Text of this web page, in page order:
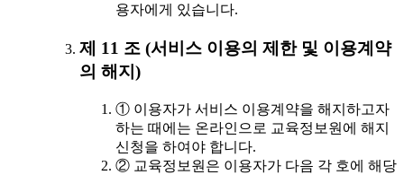
용자에게 있습니다.
제 11 조 (서비스 이용의 제한 및 이용계약
의 해지)
① 이용자가 서비스 이용계약을 해지하고자
하는 때에는 온라인으로 교육정보원에 해지
신청을 하여야 합니다.
② 교육정보원은 이용자가 다음 각 호에 해당